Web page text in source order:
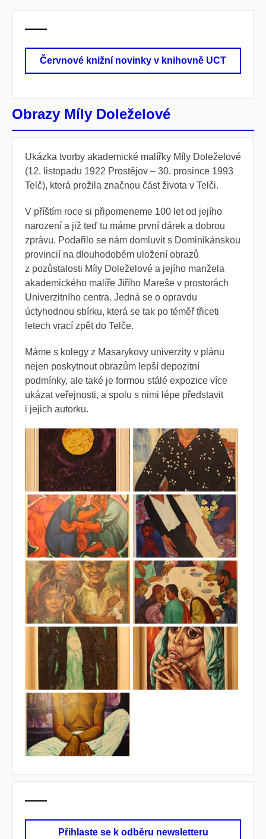
Červnové knižní novinky v knihovně UCT
Obrazy Míly Doleželové
Ukázka tvorby akademické malířky Míly Doleželové
(12. listopadu 1922 Prostějov – 30. prosince 1993
Telč), která prožila značnou část života v Telči.
V příštím roce si připomeneme 100 let od jejího
narození a již teď tu máme první dárek a dobrou
zprávu. Podařilo se nám domluvit s Dominikánskou
provincií na dlouhodobém uložení obrazů
z pozůstalosti Míly Doleželové a jejího manžela
akademického malíře Jiřího Mareše v prostorách
Univerzitního centra. Jedná se o opravdu
úctyhodnou sbírku, která se tak po téměř třiceti
letech vrací zpět do Telče.
Máme s kolegy z Masarykovy univerzity v plánu
nejen poskytnout obrazům lepší depozitní
podmínky, ale také je formou stálé expozice více
ukázat veřejnosti, a spolu s nimi lépe představit
i jejich autorku.
Přihlaste se k odběru newsletteru